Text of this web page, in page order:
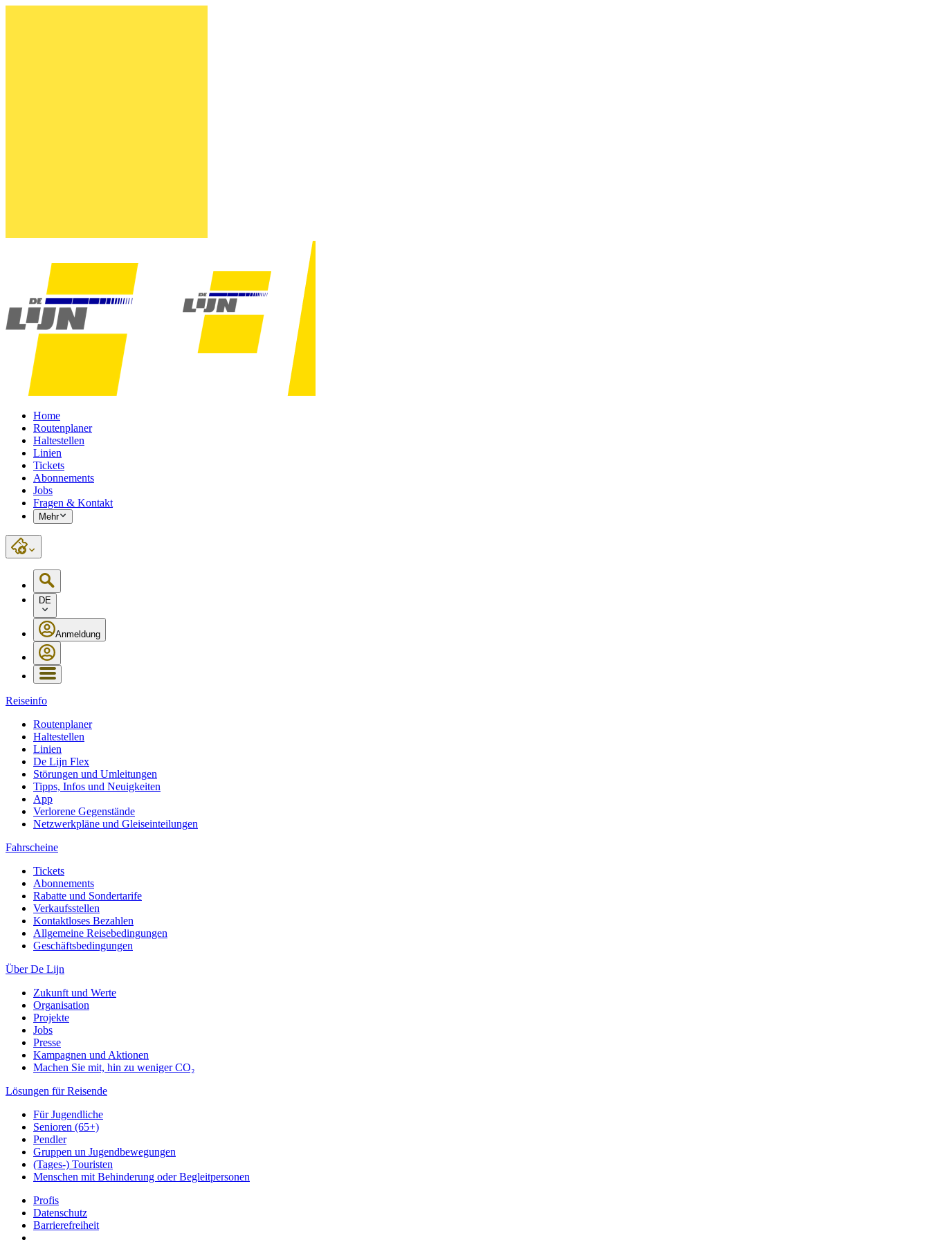
Home
Routenplaner
Haltestellen
Linien
Tickets
Abonnements
Jobs
Fragen & Kontakt
Mehr
DE
Anmeldung
Reiseinfo
Routenplaner
Haltestellen
Linien
De Lijn Flex
Störungen und Umleitungen
Tipps, Infos und Neuigkeiten
App
Verlorene Gegenstände
Netzwerkpläne und Gleiseinteilungen
Fahrscheine
Tickets
Abonnements
Rabatte und Sondertarife
Verkaufsstellen
Kontaktloses Bezahlen
Allgemeine Reisebedingungen
Geschäftsbedingungen
Über De Lijn
Zukunft und Werte
Organisation
Projekte
Jobs
Presse
Kampagnen und Aktionen
Machen Sie mit, hin zu weniger CO₂
Lösungen für Reisende
Für Jugendliche
Senioren (65+)
Pendler
Gruppen un Jugendbewegungen
(Tages-) Touristen
Menschen mit Behinderung oder Begleitpersonen
Profis
Datenschutz
Barrierefreiheit